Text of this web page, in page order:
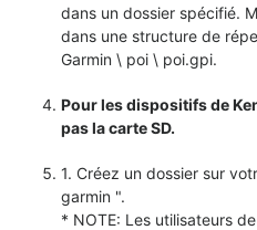
dans un dossier spécifié.
dans une structure de
Garmin \ poi \ poi.gpi.
Pour les dispositifs de
pas la carte SD.
1. Créez un dossier sur
garmin ".
* NOTE: Les utilisateurs